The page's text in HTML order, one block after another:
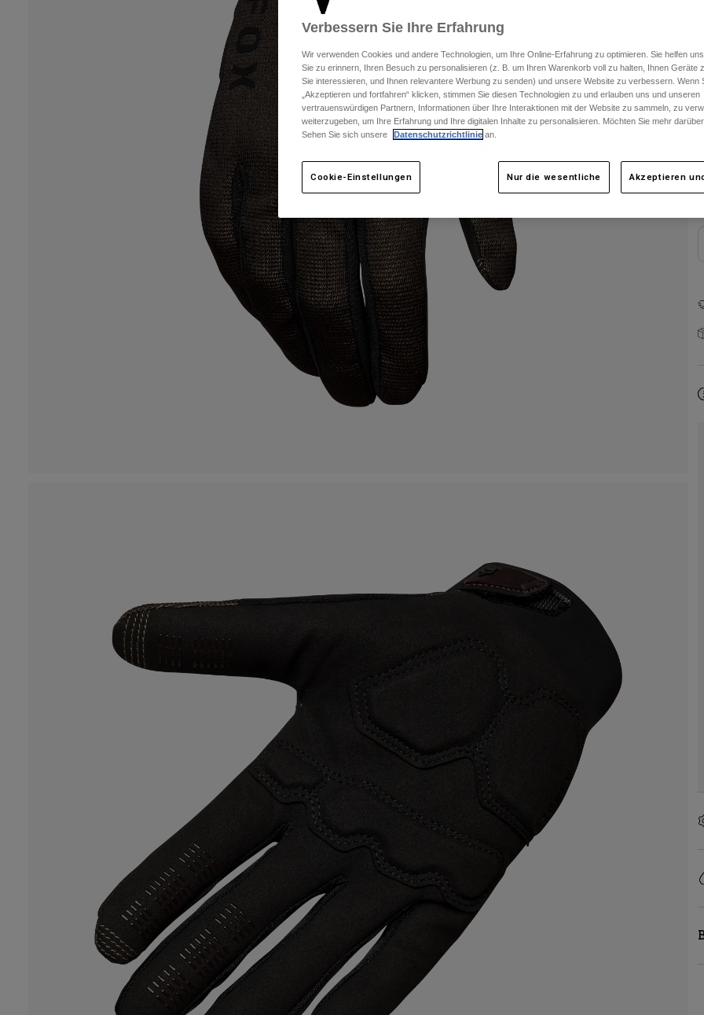
Verbessern Sie Ihre Erfahrung
Wir verwenden Cookies und andere Technologien, um Ihre Online-Erfahrung zu optimieren. Sie helfen
Sie zu erinnern, Ihren Besuch zu personalisieren (z. B. um Ihren Warenkorb voll zu halten, Ihnen Geräte
Sie interessieren, und Ihnen relevantere Werbung zu senden) und unsere Website zu verbessern. Wenn
„Akzeptieren und fortfahren“ klicken, stimmen Sie diesen Technologien zu und erlauben uns und unseren
vertrauenswürdigen Partnern, Informationen über Ihre Interaktionen mit der Website zu sammeln, zu
weiterzugeben, um Ihre Erfahrung und Ihre digitalen Inhalte zu personalisieren. Möchten Sie mehr
Sehen Sie sich unsere
Datenschutzrichtlinie an.
Cookie-Einstellungen Nur die wesentliche Akzeptieren